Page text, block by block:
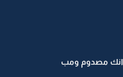
انك مصدوم ومب